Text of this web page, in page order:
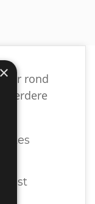
rond
×